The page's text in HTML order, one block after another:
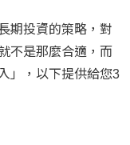
期投資的策略，對
不是那麼合適，而
」，以下提供給您3